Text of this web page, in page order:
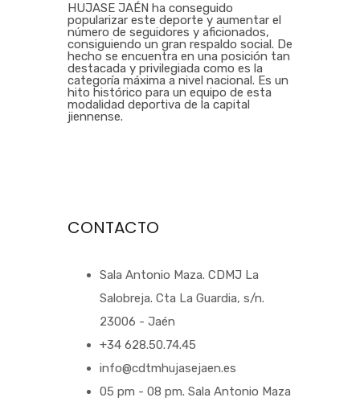
HUJASE JAÉN ha conseguido
popularizar este deporte y aumentar el
número de seguidores y aficionados,
consiguiendo un gran respaldo social. De
hecho se encuentra en una posición tan
destacada y privilegiada como es la
categoría máxima a nivel nacional. Es un
hito histórico para un equipo de esta
modalidad deportiva de la capital
jiennense.
CONTACTO
Sala Antonio Maza. CDMJ La
Salobreja. Cta La Guardia, s/n.
23006 - Jaén
+34 628.50.74.45
info@cdtmhujasejaen.es
05 pm - 08 pm. Sala Antonio Maza